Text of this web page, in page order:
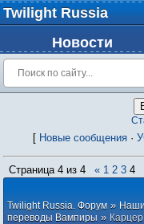
Twilight Russia
Новости
[ Новые сообщения ·
Страница 4 из 4 « 1 2 3 4
Twilight Russia. Форум » Наши
переводы Вампиры » Карцер